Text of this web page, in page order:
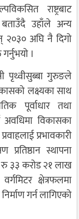
राष्ट्रबाट
बताउँदै उहाँले अन्य
२०३० अघि नै दिगो
।
पृथ्वीसुब्बा गुरुङले
लक्ष्यका साथ
पूर्वाधार तथा
अवधिमा विकासका
प्रभावकारी
प्रतिष्ठान स्थापना
रु ३३ करोड २१ लाख
क्षेत्रफलमा
गर्न लागिएको